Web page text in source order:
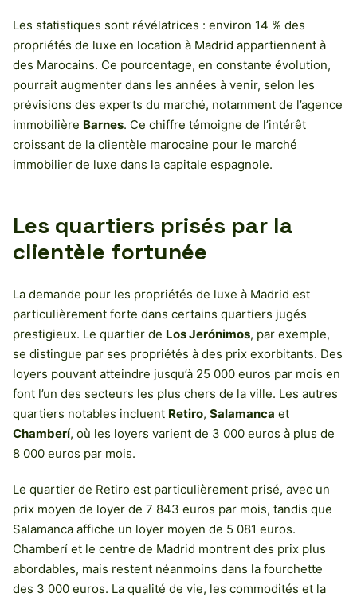
Les statistiques sont révélatrices : environ 14 % des
propriétés de luxe en location à Madrid appartiennent à
des Marocains. Ce pourcentage, en constante évolution,
pourrait augmenter dans les années à venir, selon les
prévisions des experts du marché, notamment de l’agence
immobilière Barnes. Ce chiffre témoigne de l’intérêt
croissant de la clientèle marocaine pour le marché
immobilier de luxe dans la capitale espagnole.
Les quartiers prisés par la
clientèle fortunée
La demande pour les propriétés de luxe à Madrid est
particulièrement forte dans certains quartiers jugés
prestigieux. Le quartier de Los Jerónimos, par exemple,
se distingue par ses propriétés à des prix exorbitants. Des
loyers pouvant atteindre jusqu’à 25 000 euros par mois en
font l’un des secteurs les plus chers de la ville. Les autres
quartiers notables incluent Retiro, Salamanca et
Chamberí, où les loyers varient de 3 000 euros à plus de
8 000 euros par mois.
Le quartier de Retiro est particulièrement prisé, avec un
prix moyen de loyer de 7 843 euros par mois, tandis que
Salamanca affiche un loyer moyen de 5 081 euros.
Chamberí et le centre de Madrid montrent des prix plus
abordables, mais restent néanmoins dans la fourchette
des 3 000 euros. La qualité de vie, les commodités et la